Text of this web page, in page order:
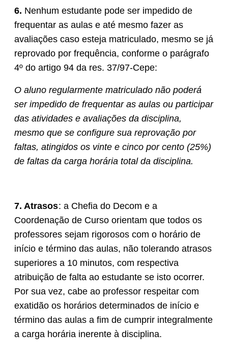
6. Nenhum estudante pode ser impedido de
frequentar as aulas e até mesmo fazer as
avaliações caso esteja matriculado, mesmo se já
reprovado por frequência, conforme o parágrafo
4º do artigo 94 da res. 37/97-Cepe:
O aluno regularmente matriculado não poderá
ser impedido de frequentar as aulas ou participar
das atividades e avaliações da disciplina,
mesmo que se configure sua reprovação por
faltas, atingidos os vinte e cinco por cento (25%)
de faltas da carga horária total da disciplina.
7. Atrasos: a Chefia do Decom e a
Coordenação de Curso orientam que todos os
professores sejam rigorosos com o horário de
início e término das aulas, não tolerando atrasos
superiores a 10 minutos, com respectiva
atribuição de falta ao estudante se isto ocorrer.
Por sua vez, cabe ao professor respeitar com
exatidão os horários determinados de início e
término das aulas a fim de cumprir integralmente
a carga horária inerente à disciplina.